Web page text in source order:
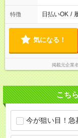
特徴 日払いOK /
気になる！
掲載元企業名
こち
今が狙い目！急